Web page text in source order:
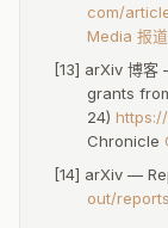
1. CEO 人选。首
——来自学术界的
来自科技/非营利
Spencer Stuart
式延续？过渡期
方"来替代康奈尔
com/
Media 报道
[13] arXiv 博
grants
24)
Chronicle
[14] arXiv —
out/